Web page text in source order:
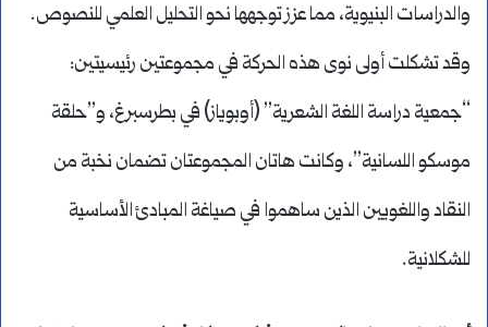
والدراسات البنيوية، مما عزز توجهها نحو التحليل العلمي للنصوص.
وقد تشكلت أولى نوى هذه الحركة في مجموعتين رئيسيتين:
“جمعية دراسة اللغة الشعرية” (أوبوياز) في بطرسبرغ، و”حلقة
موسكو اللسانية”، وكانت هاتان المجموعتان تضمان نخبة من
النقاد واللغويين الذين ساهموا في صياغة المبادئ الأساسية
للشكلانية.